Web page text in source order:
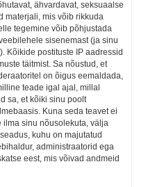
ähvardavat, seksuaalse
materjali, mis võib rikkuda
tegemine võib põhjustada
sisenemast (ja sinu
Kõikide postituste IP aadressid
täitmist. Sa nõustud, et
on õigus eemaldada,
teade igal ajal, millal
sa, et kõiki sinu poolt
Kuna seda teavet ei
sinu nõusolekuta, välja
kuhu on majutatud
administraatorid ega
eest, mis võivad andmeid